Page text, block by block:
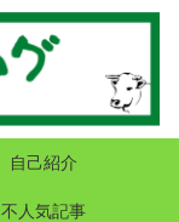
自己紹介
不人気記事